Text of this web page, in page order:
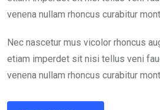
venena nullam rhoncus curabitur
Nec nascetur mus vicolor rhoncus
etiam imperdet sit nisi tellus veni
venena nullam rhoncus curabitur